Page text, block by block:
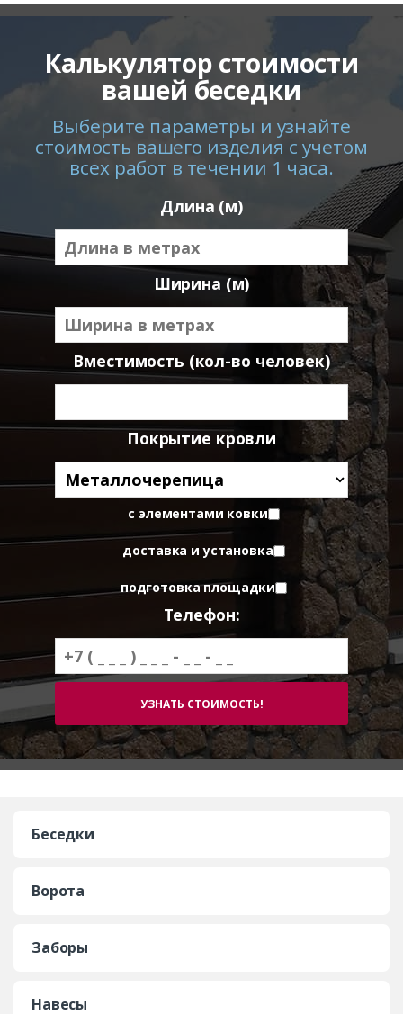
Калькулятор стоимости
вашей беседки
Выберите параметры и узнайте
стоимость вашего изделия с учетом
всех работ в течении 1 часа.
Длина (м)
Ширина (м)
Вместимость (кол-во человек)
Покрытие кровли
с элементами ковки
доставка и установка
подготовка площадки
Телефон:
Беседки
Ворота
Заборы
Навесы